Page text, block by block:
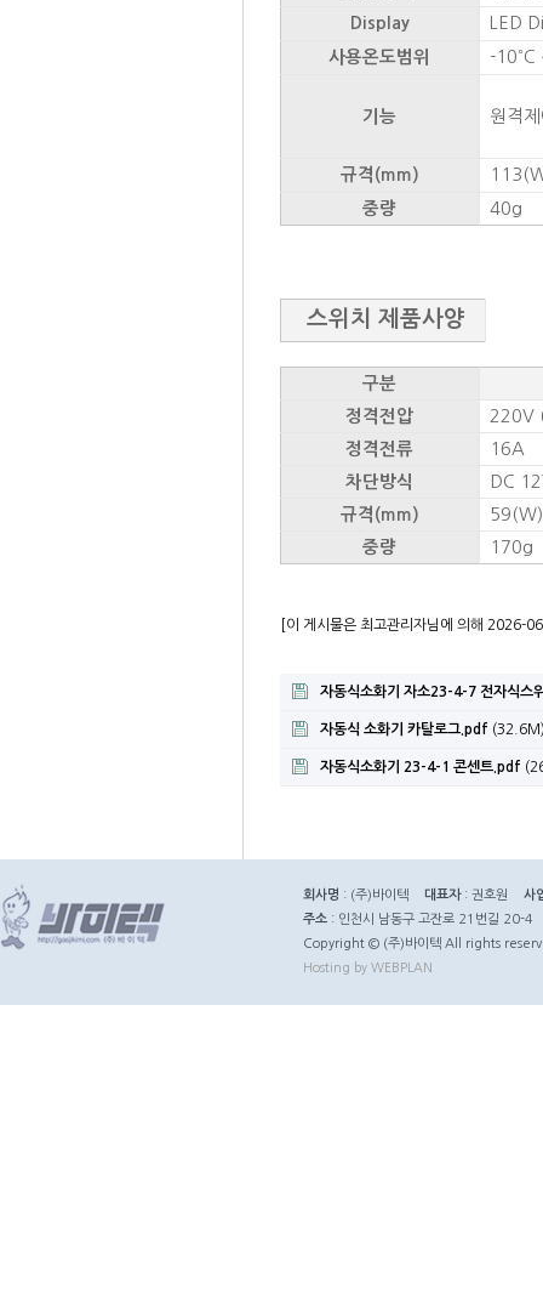
Display LED
사용온도범위 -10˚
기능 원격
규격(mm)
중량 40g
스위치 제품사양
구분
정격전압
220V
정격전류 16A
차단방식 DC
규격(mm)
중량 170g
[이 게시물은 최고관리자님에 의해 2026-
자동식소화기 자소23-4-7 전자식스
자동식 소화기 카탈로그.pdf
자동식소화기 23-4-1 콘센트.pdf
회사명 : (주)바이텍 대표자: 권호원
사
주소 : 인천시 남동구 고잔로 21번길 20-4
Copyright © (주)바이텍 All rights
Hosting by WEBPLAN